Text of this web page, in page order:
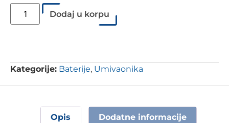
Dodaj u korpu
Kategorije: Baterije, Umivaonika
Opis Dodatne informacije